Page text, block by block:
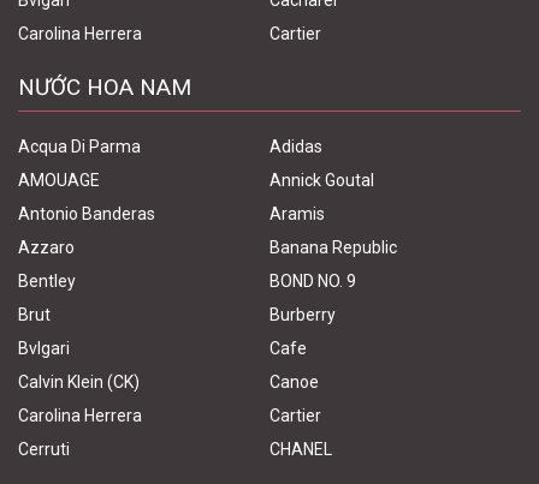
Carolina Herrera
Cartier
NƯỚC HOA NAM
Acqua Di Parma
Adidas
AMOUAGE
Annick Goutal
Antonio Banderas
Aramis
Azzaro
Banana Republic
Bentley
BOND NO. 9
Brut
Burberry
Bvlgari
Cafe
Calvin Klein (CK)
Canoe
Carolina Herrera
Cartier
Cerruti
CHANEL